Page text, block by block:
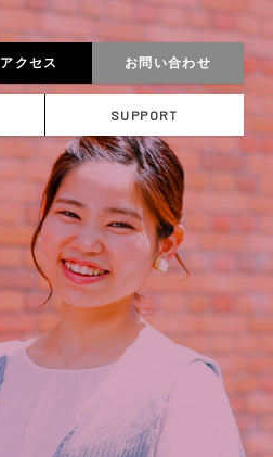
アクセス お問い合わせ
SUPPORT